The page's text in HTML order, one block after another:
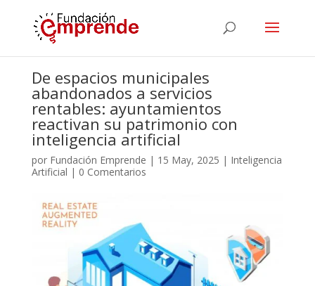
De espacios municipales
abandonados a servicios
rentables: ayuntamientos
reactivan su patrimonio con
inteligencia artificial
por Fundación Emprende | 15 May, 2025 | Inteligencia
Artificial | 0 Comentarios